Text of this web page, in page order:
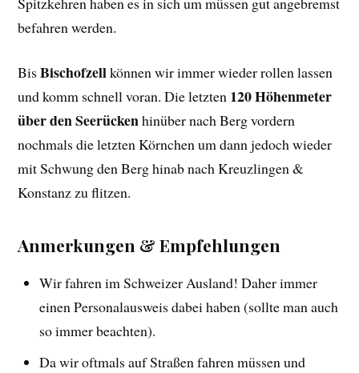
befahren werden.
BisBischofzellkönnen wir immer wieder rollen lassen
und komm schnell voran. Die letzten 120 Höhenmeter
über den Seerückenhinüber nach Berg vordern
nochmals die letzten Körnchen um dann jedoch wieder
mit Schwung den Berg hinab nach Kreuzlingen &
Konstanz zu flitzen.
Anmerkungen & Empfehlungen
Wir fahren im Schweizer Ausland! Daher immer
einen Personalausweis dabei haben (sollte man auch
so immer beachten).
Da wir oftmals auf Straßen fahren müssen und